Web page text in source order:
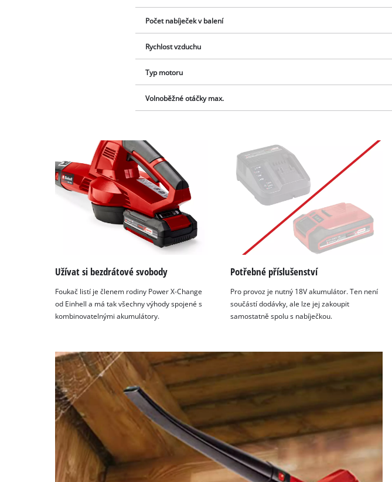
K načtení
This content is not
visitor. The website
the site with their
to the list of
Powered by
Počet nabíječek v balení
Rychlost vzduchu
Typ motoru
Volnoběžné otáčky max.
Užívat si bezdrátové svobody
Foukač listí je členem rodiny Power X-Change
od Einhell a má tak všechny výhody spojené s
kombinovatelnými akumulátory.
Potřebné příslušenství
Pro provoz je nutný 18V akumulátor. Ten není
součástí dodávky, ale lze jej zakoupit
samostatně spolu s nabíječkou.